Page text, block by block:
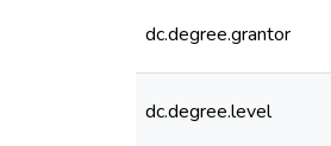
dc.degree.grantor
dc.degree.level